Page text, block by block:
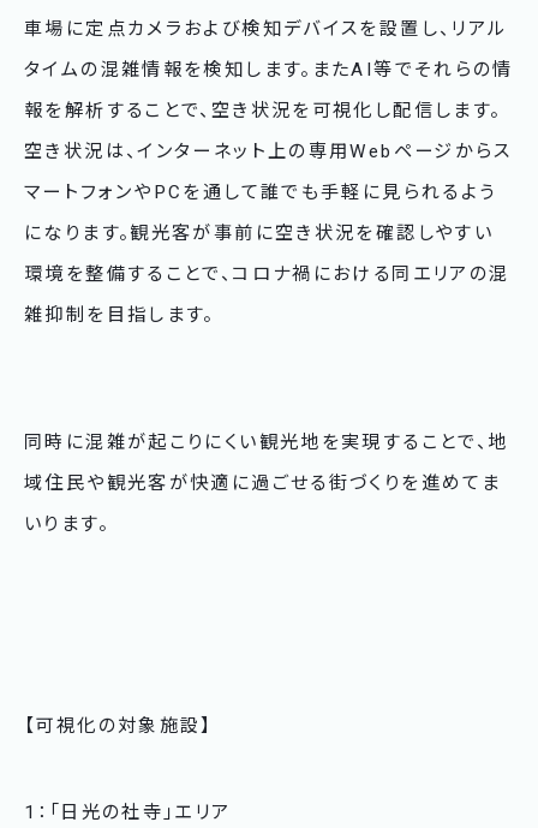
車場に定点カメラおよび検知デバイスを設置し、リアル
タイムの混雑情報を検知します。またAI等でそれらの情
報を解析することで、空き状況を可視化し配信します。
空き状況は、インターネット上の専用Webページからス
マートフォンやPCを通して誰でも手軽に見られるよう
になります。観光客が事前に空き状況を確認しやすい
環境を整備することで、コロナ禍における同エリアの混
雑抑制を目指します。
同時に混雑が起こりにくい観光地を実現することで、地
域住民や観光客が快適に過ごせる街づくりを進めてま
いります。
【可視化の対象施設】
1：「日光の社寺」エリア